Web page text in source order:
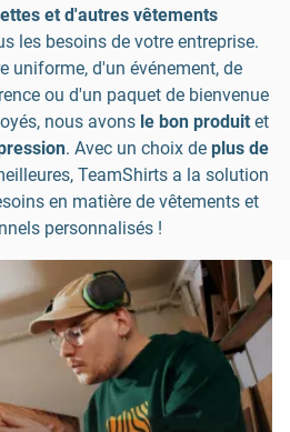
et d'autres vêtements
les besoins de votre entreprise.
uniforme, d'un événement, de
ou d'un paquet de bienvenue
nous avons le bon produit et
. Avec un choix de plus de
TeamShirts a la solution
en matière de vêtements et
personnalisés !